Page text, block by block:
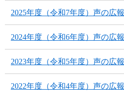
2025年度（令和7年度）声の広報
2024年度（令和6年度）声の広報
2023年度（令和5年度）声の広報
2022年度（令和4年度）声の広報